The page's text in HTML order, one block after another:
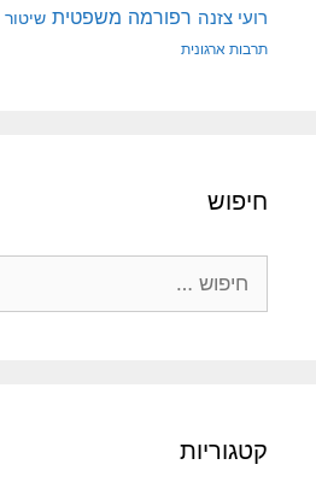
רועי צזנה רפורמה משפטית שיטור
תרבות ארגונית
חיפוש
קטגוריות